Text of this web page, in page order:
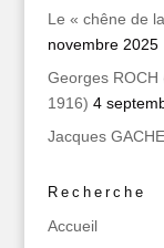
Le « chêne de
novembre 2025
Georges ROCH
1916) 4
Jacques
Recherche
Accueil